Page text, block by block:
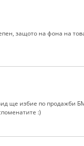
защото на фона на
ще избие по продажби
:)